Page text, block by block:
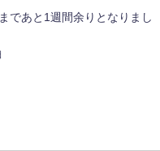
であと1週間余りとなりまし